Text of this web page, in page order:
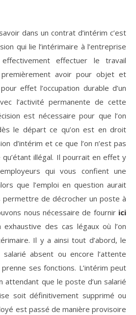
dans un contrat d’intérim c’est
qui lie l’intérimaire à l’entreprise
effectuer le travail
avoir pour objet et
effet l’occupation durable d’un
l’activité permanente de cette
est nécessaire pour que l’on
le départ ce qu’on est en droit
d’intérim et ce que l’on n’est pas
illégal. Il pourrait en effet y
qui vous confient une
que l’emploi en question aurait
permettre de décrocher un poste à
nous nécessaire de fournir ici
exhaustive des cas légaux où l’on
Il y a ainsi tout d’abord, le
absent ou encore l’attente
prenne ses fonctions. L’intérim peut
attendant que le poste d’un salarié
soit définitivement supprimé ou
est passé de manière provisoire